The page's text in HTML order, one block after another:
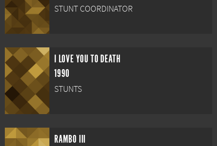
STUNT COORDINATOR
I LOVE YOU TO DEATH
1990
STUNTS
RAMBO III